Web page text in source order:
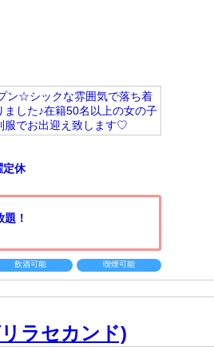
ン☆シックな雰囲気で落ち着
した♪在籍50名以上の女の子
服でお出迎え致します♡
定休
！
飲酒可能 喫煙可能
ラセカンド)